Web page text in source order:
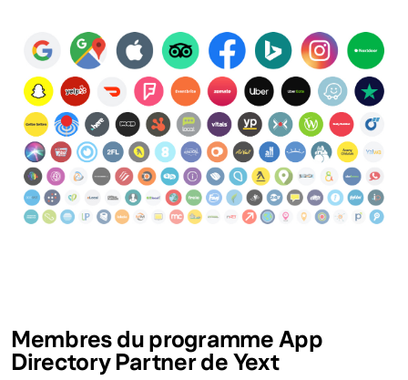
Membres du programme App
Directory Partner de Yext